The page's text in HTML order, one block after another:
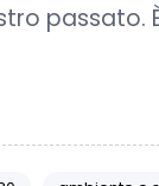
passato.